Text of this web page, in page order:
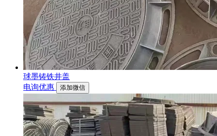
球墨铸铁井盖
电询优惠
添加微信